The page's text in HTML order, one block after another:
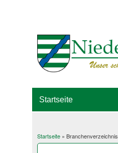
Sie sind hier
Startseite» Branchenverzeichnis